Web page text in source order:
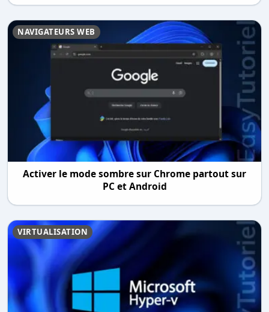
NAVIGATEURS WEB
Activer le mode sombre sur Chrome partout sur
PC et Android
VIRTUALISATION